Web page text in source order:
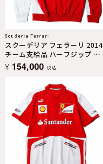
Scuderia Ferrari
スクーデリア フェラーリ 2014
チーム支給品 ハーフジップ セ
ーター
¥ 154,000 税込